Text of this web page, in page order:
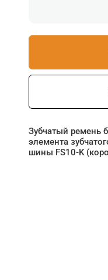
Зубчатый ремень
элемента
шины FS10-K